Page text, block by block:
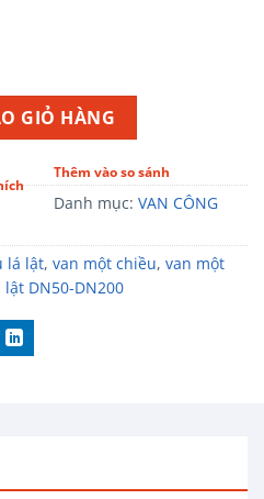
DN50-DN200 số lượng
GIỎ HÀNG
Thêm vào so sánh
Danh mục: VAN CÔNG
lá lật, van một chiều, van một
DN50-DN200